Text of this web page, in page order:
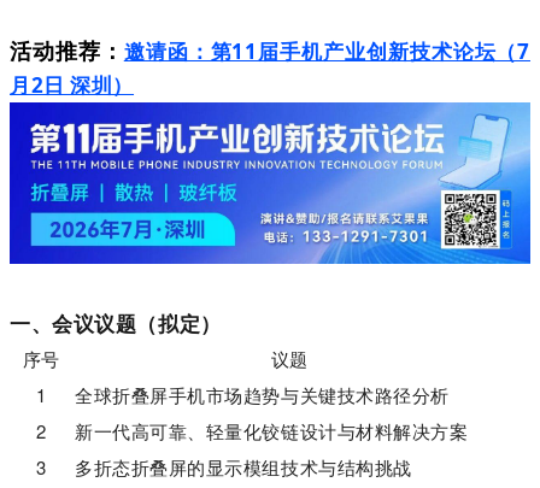
活动推荐： 邀请函：第11届手机产业创新技术论坛（7
月2日 深圳）
一、会议议题（拟定）
序号
议题
1
全球折叠屏手机市场趋势与关键技术路径分析
2
新一代高可靠、轻量化铰链设计与材料解决方案
3
多折态折叠屏的显示模组技术与结构挑战